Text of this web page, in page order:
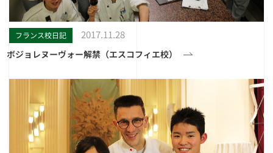
フランス校日記 2017.11.28
ボジョレヌーヴォー解禁（エスコフィエ校）